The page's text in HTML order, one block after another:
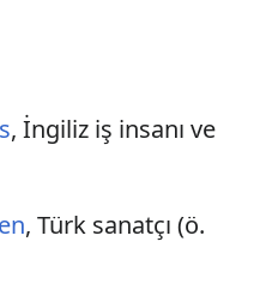
, İngiliz iş insanı ve
, Türk sanatçı (ö.